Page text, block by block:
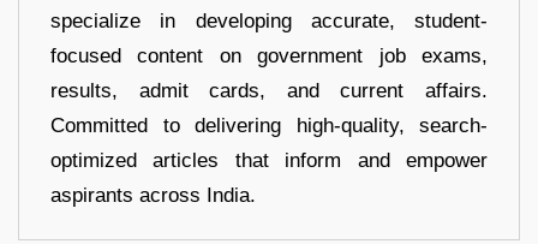
specialize in developing accurate, student-
focused content on government job exams,
results, admit cards, and current affairs.
Committed to delivering high-quality, search-
optimized articles that inform and empower
aspirants across India.